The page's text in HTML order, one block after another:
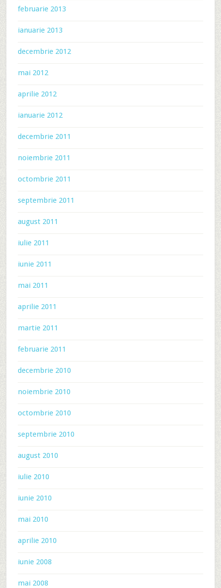
februarie 2013
ianuarie 2013
decembrie 2012
mai 2012
aprilie 2012
ianuarie 2012
decembrie 2011
noiembrie 2011
octombrie 2011
septembrie 2011
august 2011
iulie 2011
iunie 2011
mai 2011
aprilie 2011
martie 2011
februarie 2011
decembrie 2010
noiembrie 2010
octombrie 2010
septembrie 2010
august 2010
iulie 2010
iunie 2010
mai 2010
aprilie 2010
iunie 2008
mai 2008